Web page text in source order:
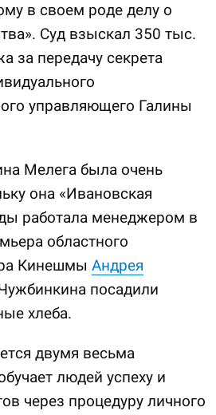
в своем роде делу о
Суд взыскал 350 тыс.
за передачу секрета
управляющего Галины
Мелега была очень
она «Ивановская
работала менеджером в
областного
Кинешмы Андрея
посадили
хлеба.
двумя весьма
людей успеху и
через процедуру личного